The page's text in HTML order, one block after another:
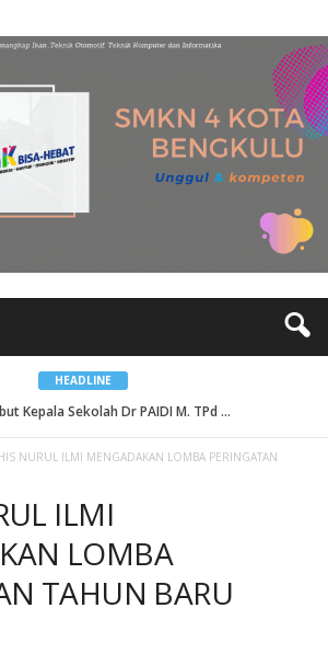
HEADLINE
Kepala Sekolah Dr PAIDI M. TPd ...
NURUL ILMI MENGADAKAN LOMBA PERINGATAN
ILMI
LOMBA
TAHUN BARU